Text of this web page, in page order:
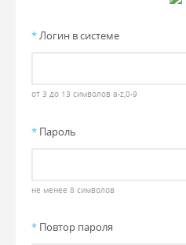
*Логин в системе
от 3 до 13 символов a-z,0-9
* Пароль
не менее 8 символов
* Повтор пароля